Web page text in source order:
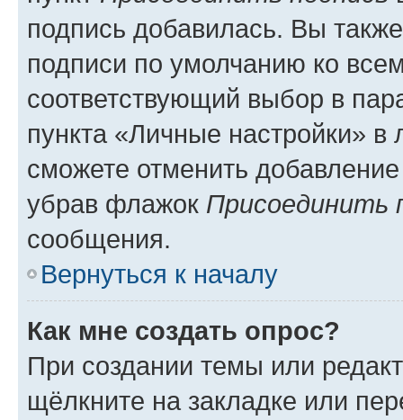
подпись добавилась. Вы
подписи по умолчанию ко
соответствующий выбор в
пункта «Личные настройки»
сможете отменить
убрав флажок Присоединить
сообщения.
Вернуться к началу
Как мне создать опрос?
При создании темы или
щёлкните на закладке или